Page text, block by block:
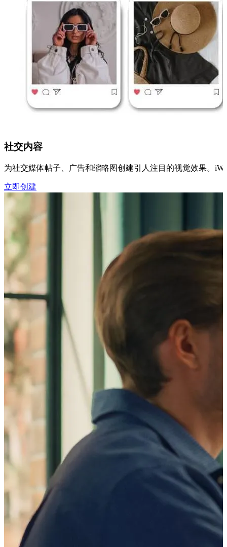
社交内容
为社交媒体帖子、广告和缩略图创建引人注目的视觉效果。
立即创建